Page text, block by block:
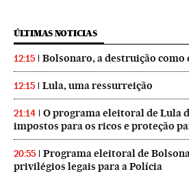
ÚLTIMAS NOTICIAS
12:15 Bolsonaro, a destruição como
12:15 Lula, uma ressurreição
21:14
O programa eleitoral de Lula
impostos para os ricos e proteção
20:55
Programa eleitoral de
privilégios legais para a Polícia